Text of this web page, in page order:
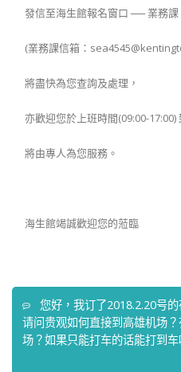
發信至海生館報名窗口 ── 業務課
(業務課信箱：
將盡快為您查詢及處理，
亦歡迎您於上班時間(09:00-17:00)
將由專人為您服務。
海生館竭誠歡迎您的蒞臨
您好，我订了2018.2.20号
请问贵观如何直接到高雄机场
场？如果只能打车的话能打到车